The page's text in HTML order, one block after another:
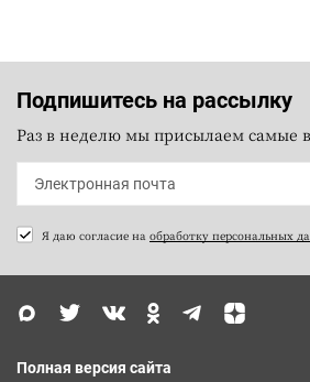
Подпишитесь на рассылку
Раз в неделю мы присылаем самые
Я даю согласие на обработку персональных
Полная версия сайта